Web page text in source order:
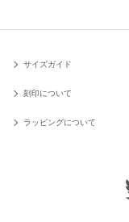
サイズガイド
刻印について
ラッピングについて